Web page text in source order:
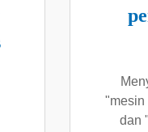
"mesin
dan